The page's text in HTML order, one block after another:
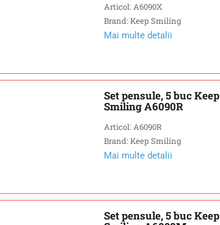
Articol: A6090X
Brand: Keep Smiling
Mai multe detalii
Set pensule, 5 buc Keep
Smiling A6090R
Articol: A6090R
Brand: Keep Smiling
Mai multe detalii
Set pensule, 5 buc Keep